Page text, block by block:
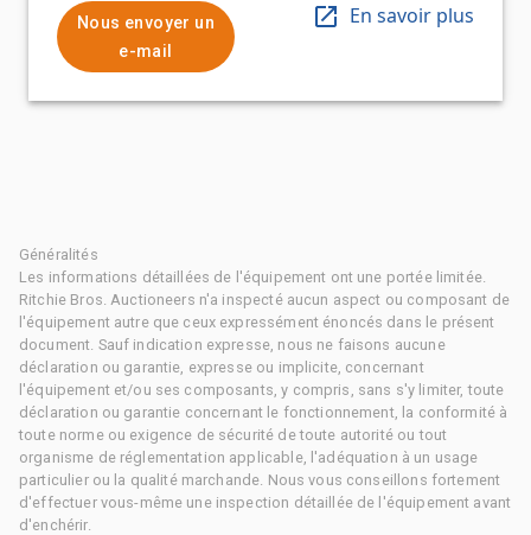
Nous envoyer un
e-mail
En savoir plus
Généralités
Les informations détaillées de l'équipement ont une portée limitée.
Ritchie Bros. Auctioneers n'a inspecté aucun aspect ou composant de
l'équipement autre que ceux expressément énoncés dans le présent
document. Sauf indication expresse, nous ne faisons aucune
déclaration ou garantie, expresse ou implicite, concernant
l'équipement et/ou ses composants, y compris, sans s'y limiter, toute
déclaration ou garantie concernant le fonctionnement, la conformité à
toute norme ou exigence de sécurité de toute autorité ou tout
organisme de réglementation applicable, l'adéquation à un usage
particulier ou la qualité marchande. Nous vous conseillons fortement
d'effectuer vous-même une inspection détaillée de l'équipement avant
d'enchérir.